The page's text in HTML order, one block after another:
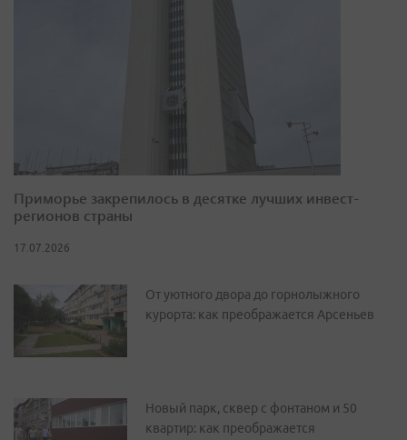
Приморье закрепилось в десятке лучших инвест-
регионов страны
17.07.2026
От уютного двора до горнолыжного
курорта: как преображается Арсеньев
Новый парк, сквер с фонтаном и 50
квартир: как преображается